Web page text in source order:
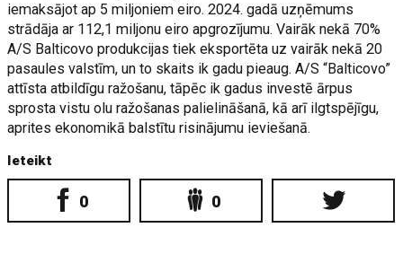
iemaksājot ap 5 miljoniem eiro. 2024. gadā uzņēmums
strādāja ar 112,1 miljonu eiro apgrozījumu. Vairāk nekā 70%
A/S Balticovo produkcijas tiek eksportēta uz vairāk nekā 20
pasaules valstīm, un to skaits ik gadu pieaug. A/S “Balticovo”
attīsta atbildīgu ražošanu, tāpēc ik gadus investē ārpus
sprosta vistu olu ražošanas palielināšanā, kā arī ilgtspējīgu,
aprites ekonomikā balstītu risinājumu ieviešanā.
Ieteikt
0 0